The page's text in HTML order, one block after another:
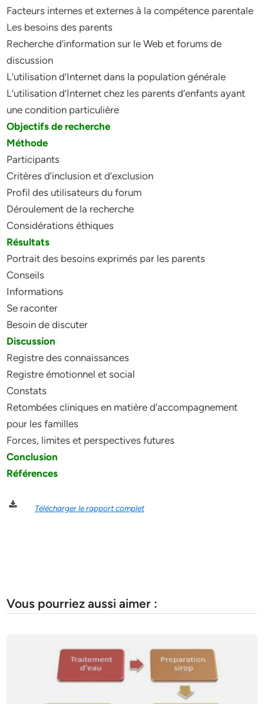
Facteurs internes et externes à la compétence parentale
Les besoins des parents
Recherche d’information sur le Web et forums de
discussion
L’utilisation d’Internet dans la population générale
L’utilisation d’Internet chez les parents d’enfants ayant
une condition particulière
Objectifs de recherche
Méthode
Participants
Critères d’inclusion et d’exclusion
Profil des utilisateurs du forum
Déroulement de la recherche
Considérations éthiques
Résultats
Portrait des besoins exprimés par les parents
Conseils
Informations
Se raconter
Besoin de discuter
Discussion
Registre des connaissances
Registre émotionnel et social
Constats
Retombées cliniques en matière d’accompagnement
pour les familles
Forces, limites et perspectives futures
Conclusion
Références
Télécharger le rapport complet
Vous pourriez aussi aimer :